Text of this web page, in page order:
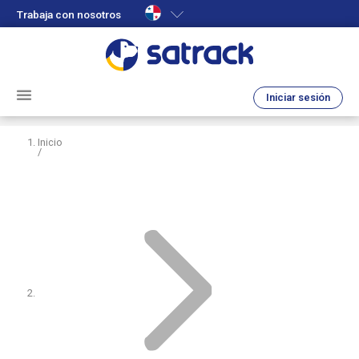
Trabaja con nosotros
Iniciar sesión
Inicio